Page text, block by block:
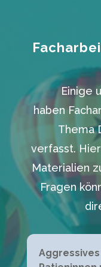
Einige
haben
Thema
verfasst.
Materialien
Fragen